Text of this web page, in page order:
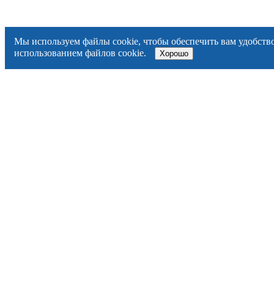
Мы используем файлы cookie, чтобы обеспечить вам
использованием файлов cookie.
Хорошо